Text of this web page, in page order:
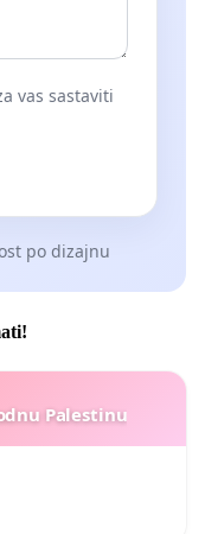
vas sastaviti
po dizajnu
Palestinu